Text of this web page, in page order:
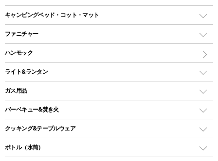
ツールームテント
ワンポールテント
シェルターテント
ロッジ型・オリジナルテント
タープ
スクエアタープ（レクタタープ）
メッシュタープ
レクタングラー型（封筒型）シュラフ
インナーシュラフ
キャンピングベッド・コット・マット
キャンピングベッド・コット
インフレータブルマット
ファニチャー
アウトドアテーブル
レジャーシート
ハンモック
ライト&ランタン
LEDランタン
ガスランタン
オイルランタン
LEDライト
ガス用品
ガスバーナー
ガス缶
バーベキュー&焚き火
バーベキューコンロ、グリル
焚き火台タイプ（ロースタイル）グリル
クッキング&テーブルウェア
ダッチオーブン
ボトル（水筒）